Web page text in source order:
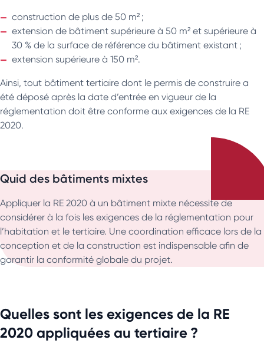
construction de plus de 50 m² ;
extension de bâtiment supérieure à 50 m² et supérieure à
30 % de la surface de référence du bâtiment existant ;
extension supérieure à 150 m².
Ainsi, tout bâtiment tertiaire dont le permis de construire a
été déposé après la date d’entrée en vigueur de la
réglementation doit être conforme aux exigences de la RE
2020.
Quid des bâtiments mixtes
Appliquer la RE 2020 à un bâtiment mixte nécessite de
considérer à la fois les exigences de la réglementation pour
l’habitation et le tertiaire. Une coordination efficace lors de la
conception et de la construction est indispensable afin de
garantir la conformité globale du projet.
Quelles sont les exigences de la RE
2020 appliquées au tertiaire ?